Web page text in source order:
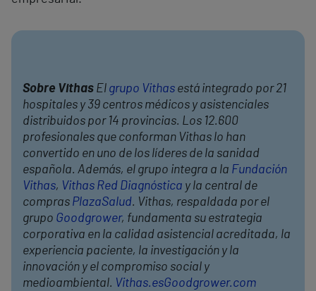
Sobre Vithas El grupo Vithas está integrado por 21
hospitales y 39 centros médicos y asistenciales
distribuidos por 14 provincias. Los 12.600
profesionales que conforman Vithas lo han
convertido en uno de los líderes de la sanidad
española. Además, el grupo integra a la Fundación
Vithas, Vithas Red Diagnóstica y la central de
compras PlazaSalud. Vithas, respaldada por el
grupo Goodgrower, fundamenta su estrategia
corporativa en la calidad asistencial acreditada, la
experiencia paciente, la investigación y la
innovación y el compromiso social y
medioambiental. Vithas.esGoodgrower.com